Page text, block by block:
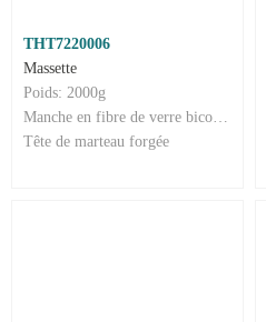
THT7220006
Massette
Poids: 2000g
Manche en fibre de verre bicolore
Tête de marteau forgée